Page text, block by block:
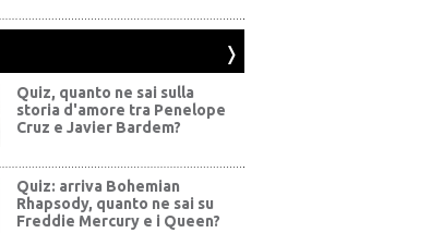
Quiz, quanto ne sai sulla
storia d'amore tra Penelope
Cruz e Javier Bardem?
Quiz: arriva Bohemian
Rhapsody, quanto ne sai su
Freddie Mercury e i Queen?